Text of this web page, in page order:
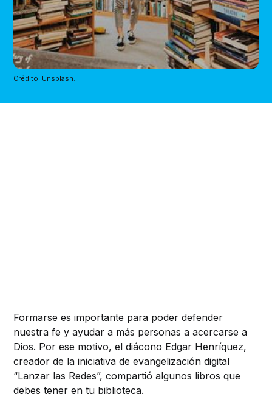
Crédito: Unsplash.
Formarse es importante para poder defender
nuestra fe y ayudar a más personas a acercarse a
Dios. Por ese motivo, el diácono Edgar Henríquez,
creador de la iniciativa de evangelización digital
“Lanzar las Redes”, compartió algunos libros que
debes tener en tu biblioteca.